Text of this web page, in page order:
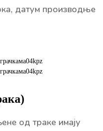
датум производње
од траке имају